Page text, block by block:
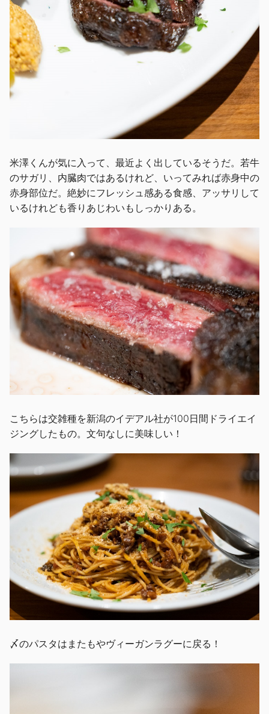
米澤くんが気に入って、最近よく出しているそうだ。若牛
のサガリ、内臓肉ではあるけれど、いってみれば赤身中の
赤身部位だ。絶妙にフレッシュ感ある食感、アッサリして
いるけれども香りあじわいもしっかりある。
こちらは交雑種を新潟のイデアル社が100日間ドライエイ
ジングしたもの。文句なしに美味しい！
〆のパスタはまたもやヴィーガンラグーに戻る！